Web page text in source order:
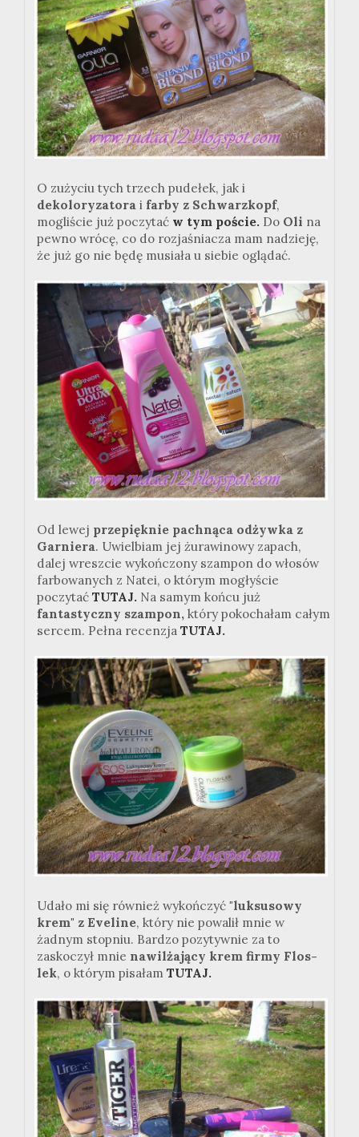
O zużyciu tych trzech pudełek, jak i
dekoloryzatora i farby z Schwarzkopf,
mogliście już poczytać w tym poście. Do Oli na
pewno wrócę, co do rozjaśniacza mam nadzieję,
że już go nie będę musiała u siebie oglądać.
Od lewej przepięknie pachnąca odżywka z
Garniera. Uwielbiam jej żurawinowy zapach,
dalej wreszcie wykończony szampon do włosów
farbowanych z Natei, o którym mogłyście
poczytać TUTAJ. Na samym końcu już
fantastyczny szampon, który pokochałam całym
sercem. Pełna recenzja TUTAJ.
Udało mi się również wykończyć "luksusowy
krem" z Eveline, który nie powalił mnie w
żadnym stopniu. Bardzo pozytywnie za to
zaskoczył mnie nawilżający krem firmy Flos-
lek, o którym pisałam TUTAJ.